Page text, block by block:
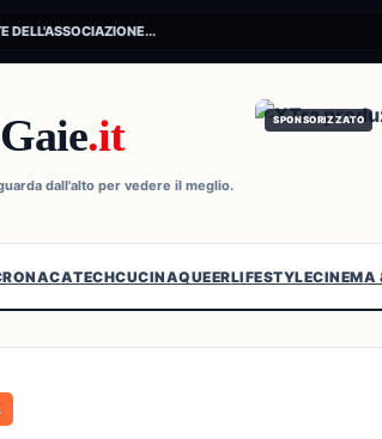
DELL'ASSOCIAZIONE...
.it
dall'alto per vedere il meglio.
SPONSORIZZATO
TECHCUCINAQUEERLIFESTYLECINEMA